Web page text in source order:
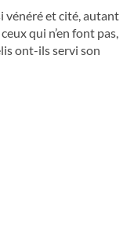
vénéré et cité, autant
qui n’en font pas,
ont-ils servi son